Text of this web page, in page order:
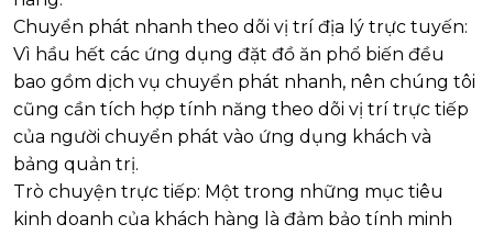
Chuyển phát nhanh theo dõi vị trí địa lý trực tuyến:
Vì hầu hết các ứng dụng đặt đồ ăn phổ biến đều
bao gồm dịch vụ chuyển phát nhanh, nên chúng tôi
cũng cần tích hợp tính năng theo dõi vị trí trực tiếp
của người chuyển phát vào ứng dụng khách và
bảng quản trị.
Trò chuyện trực tiếp: Một trong những mục tiêu
kinh doanh của khách hàng là đảm bảo tính minh